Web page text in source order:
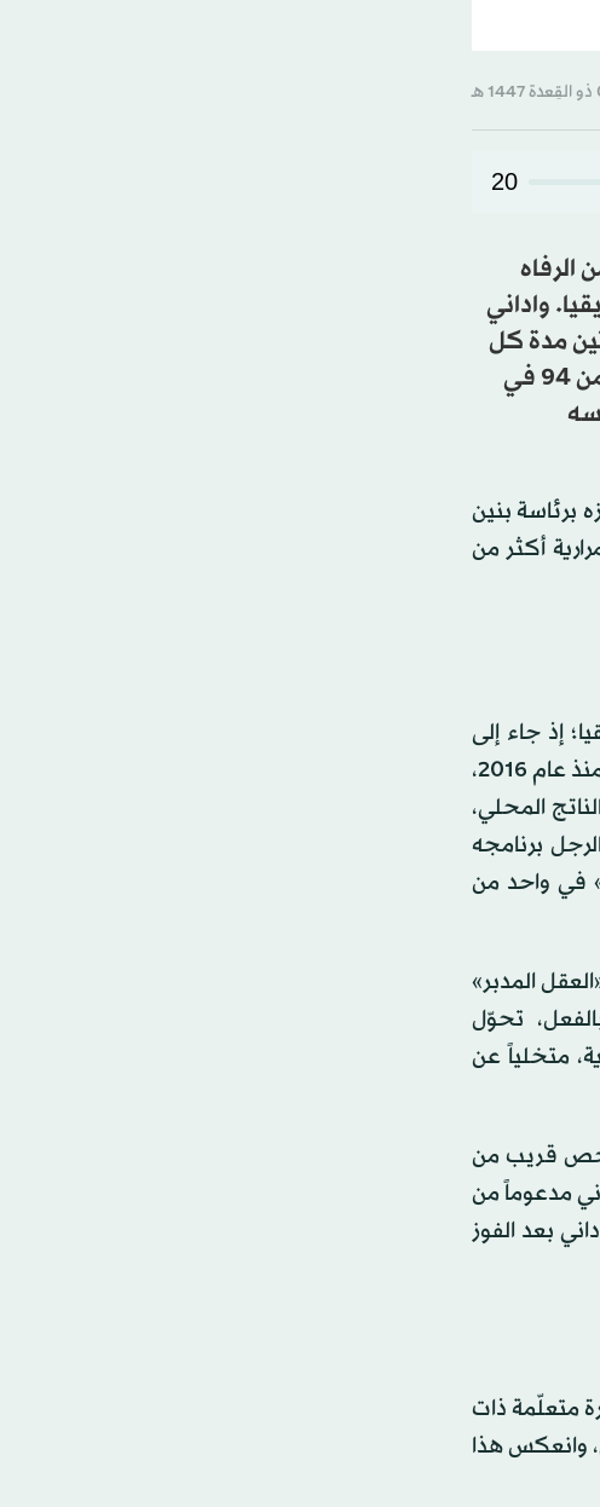
20
الرفاه
واداني
مدة كل
منهما 5 سنوات. وللعلم، حصل الرئيس الجديد، الذي يلقب بين أقرانه اختصاراً لاسمه بـ«رو»، على أكثر من 94 في
برئاسة بنين
أكثر من
في أفريقيا؛ إذ جاء إلى
الحكم من بوابة الإدارة المالية لا السياسة التقليدية. وطوال عقد كامل شغل خلاله منصب وزير الاقتصاد والمالية، منذ عام 2016،
عجز الموازنة إلى نحو 3 في المائة من الناتج المحلي،
عليه الرجل برنامجه
في واحد من
المدبر»
تحوّل
متخلياً عن
قريب من
مدعوماً من
بعد الفوز
لأسرة متعلّمة ذات
وانعكس هذا